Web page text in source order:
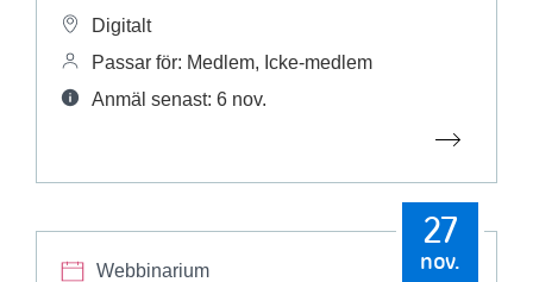
Digitalt
Passar för: Medlem, Icke-medlem
Anmäl senast: 6 nov.
Webbinarium
27
nov.